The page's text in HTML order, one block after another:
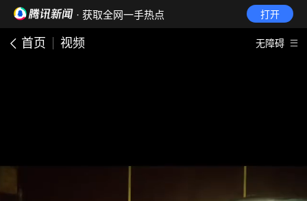
· 获取全网一手热点 打开
首页 视频 无障碍